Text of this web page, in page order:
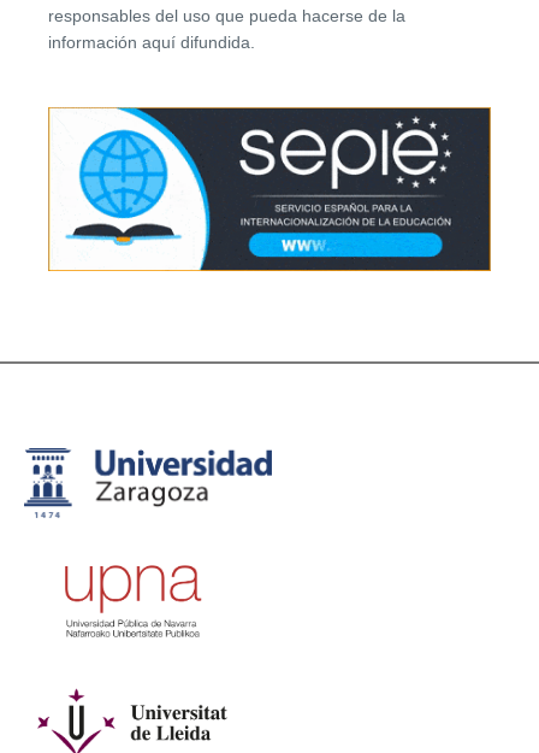
responsables del uso que pueda hacerse de la
información aquí difundida.